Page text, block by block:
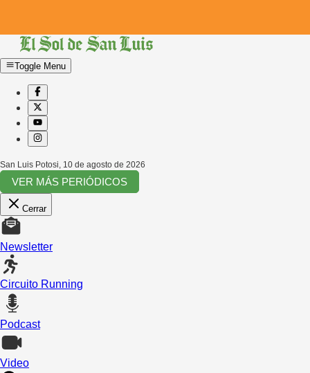
Toggle Menu
San Luis Potosi 10 de agosto de 2026
VER MÁS PERIÓDICOS
Cerrar
Newsletter
Circuito Running
Podcast
Video